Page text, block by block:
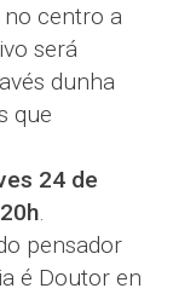
centro a
será
dunha
que
24 de
.
pensador
é Doutor en